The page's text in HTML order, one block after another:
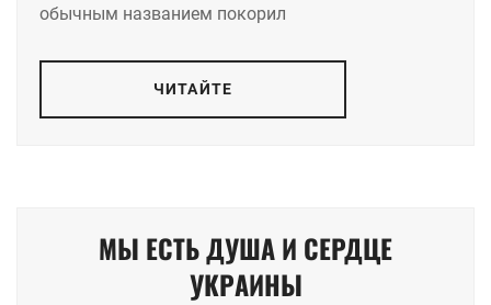
обычным названием покорил
ЧИТАЙТЕ
МЫ ЕСТЬ ДУША И СЕРДЦЕ
УКРАИНЫ